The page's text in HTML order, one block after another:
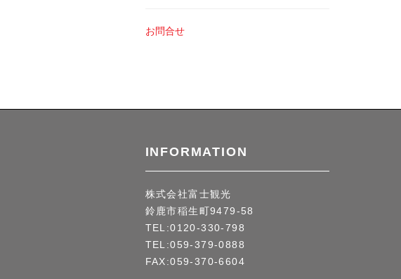
お問合せ
INFORMATION
株式会社富士観光
鈴鹿市稲生町9479-58
TEL:0120-330-798
TEL:059-379-0888
FAX:059-370-6604